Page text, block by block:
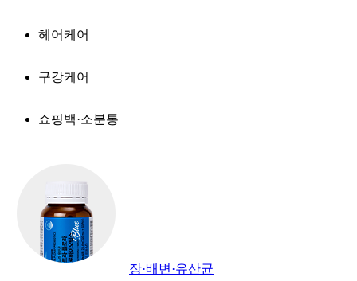
헤어케어
구강케어
쇼핑백·소분통
장·배변·유산균